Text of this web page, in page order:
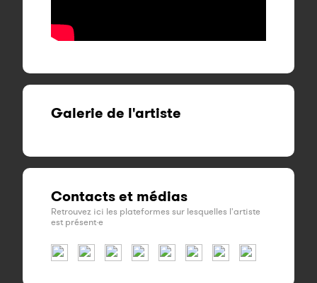
Galerie de l'artiste
Contacts et médias
Retrouvez ici les plateformes sur lesquelles l'artiste
est présent·e